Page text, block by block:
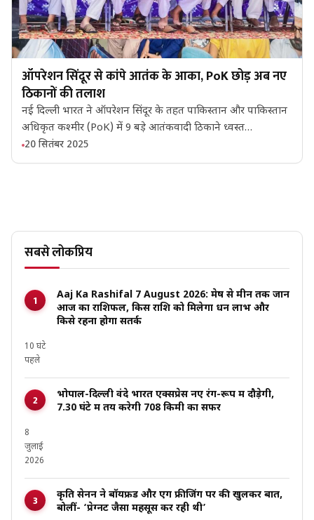
ऑपरेशन सिंदूर से कांपे आतंक के आका, PoK छोड़ अब नए
ठिकानों की तलाश
नई दिल्ली भारत ने ऑपरेशन सिंदूर के तहत पाकिस्तान और पाकिस्तान
अधिकृत कश्मीर (PoK) में 9 बड़े आतंकवादी ठिकाने ध्वस्त…
20 सितंबर 2025
सबसे लोकप्रिय
Aaj Ka Rashifal 7 August 2026: मेष से मीन तक जानें
आज का राशिफल, किस राशि को मिलेगा धन लाभ और
किसे रहना होगा सतर्क
10 घंटे
पहले
भोपाल-दिल्ली वंदे भारत एक्सप्रेस नए रंग-रूप में दौड़ेगी,
7.30 घंटे में तय करेगी 708 किमी का सफर
8
जुलाई
2026
कृति सेनन ने बॉयफ्रेंड और एग फ्रीजिंग पर की खुलकर बात,
बोलीं- ‘प्रेग्नेंट जैसा महसूस कर रही थी’